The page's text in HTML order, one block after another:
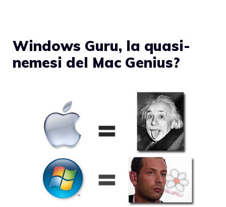
Windows Guru, la quasi-
nemesi del Mac Genius?